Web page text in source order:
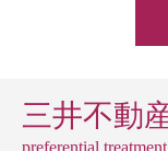
三井不動
preferential treatment